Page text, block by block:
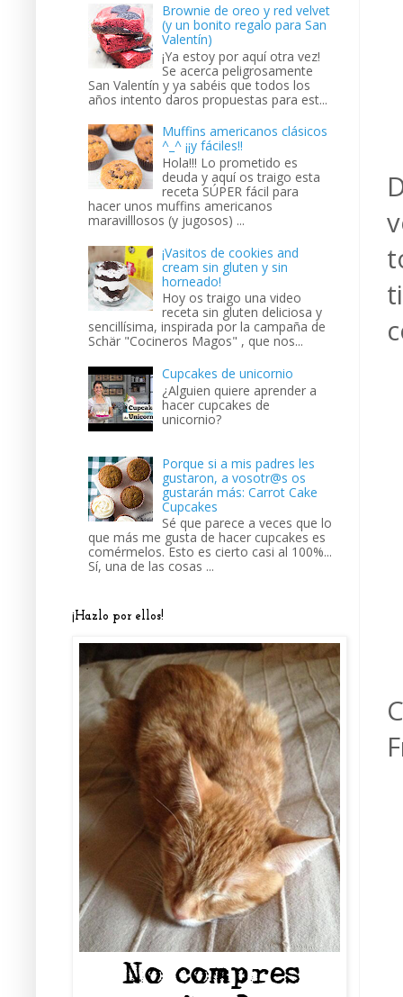
Brownie de oreo y red velvet
(y un bonito regalo para San
Valentín)
¡Ya estoy por aquí otra vez!
Se acerca peligrosamente
San Valentín y ya sabéis que todos los
años intento daros propuestas para est...
Muffins americanos clásicos
^_^ ¡¡y fáciles!!
Hola!!! Lo prometido es
deuda y aquí os traigo esta
receta SÚPER fácil para
hacer unos muffins americanos
maravilllosos (y jugosos) ...
¡Vasitos de cookies and
cream sin gluten y sin
horneado!
Hoy os traigo una video
receta sin gluten deliciosa y
sencillísima, inspirada por la campaña de
Schär "Cocineros Magos" , que nos...
Cupcakes de unicornio
¿Alguien quiere aprender a
hacer cupcakes de
unicornio?
Porque si a mis padres les
gustaron, a vosotr@s os
gustarán más: Carrot Cake
Cupcakes
Sé que parece a veces que lo
que más me gusta de hacer cupcakes es
comérmelos. Esto es cierto casi al 100%...
Sí, una de las cosas ...
¡Hazlo por ellos!